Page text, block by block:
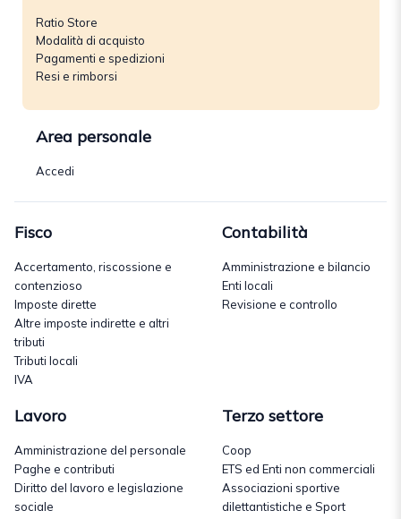
Ratio Store
Modalità di acquisto
Pagamenti e spedizioni
Resi e rimborsi
Area personale
Accedi
Fisco
Accertamento, riscossione e
contenzioso
Imposte dirette
Altre imposte indirette e altri
tributi
Tributi locali
IVA
Contabilità
Amministrazione e bilancio
Enti locali
Revisione e controllo
Lavoro
Amministrazione del personale
Paghe e contributi
Diritto del lavoro e legislazione
sociale
Terzo settore
Coop
ETS ed Enti non commerciali
Associazioni sportive
dilettantistiche e Sport